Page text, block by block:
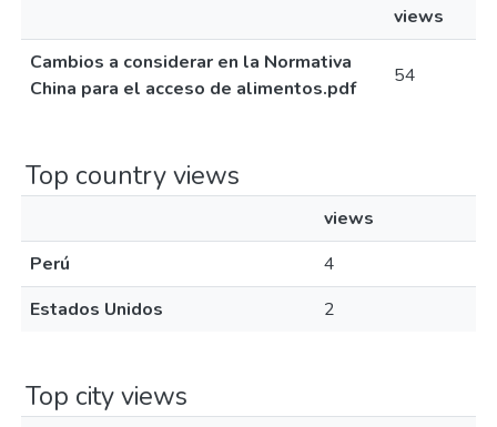
views
Cambios a considerar en la Normativa
China para el acceso de alimentos.pdf
54
Top country views
views
Perú
4
Estados Unidos
2
Top city views